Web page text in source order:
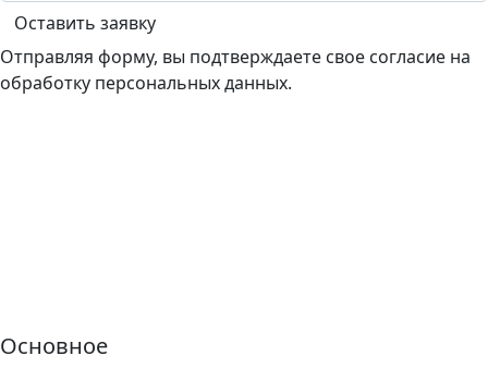
Оставить заявку
Отправляя форму, вы подтверждаете свое согласие на
обработку персональных данных.
Основное